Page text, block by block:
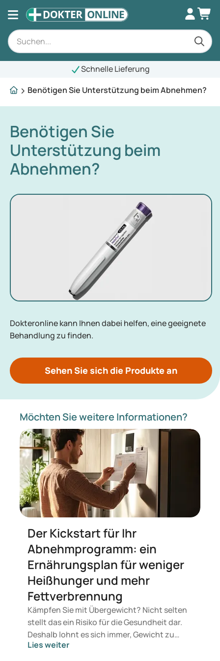
Schnelle Lieferung
Benötigen Sie Unterstützung beim Abnehmen?
Benötigen Sie
Unterstützung beim
Abnehmen?
Dokteronline kann Ihnen dabei helfen, eine geeignete
Behandlung zu finden.
Sehen Sie sich die Produkte an
Möchten Sie weitere Informationen?
Der Kickstart für Ihr
Abnehmprogramm: ein
Ernährungsplan für weniger
Heißhunger und mehr
Fettverbrennung
Kämpfen Sie mit Übergewicht? Nicht selten
stellt das ein Risiko für die Gesundheit dar.
Deshalb lohnt es sich immer, Gewicht zu
verlieren. Schon wenige Kilos weniger wirken
Lies weiter